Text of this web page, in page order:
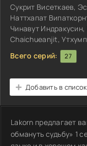
Сукрит Висеткаев,
Наттхапат
Чинавут
Chaichueanjit,
Всего серий:
27
Добавить в список
Lakorn предлагает
обмануть судьбу» 1